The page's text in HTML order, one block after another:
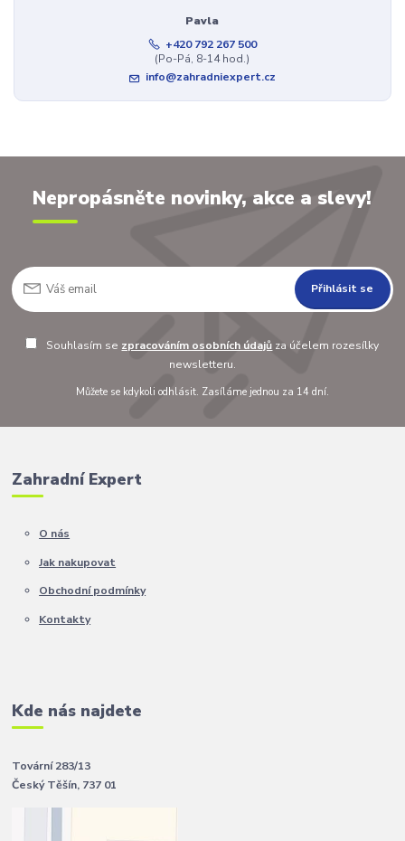
Pavla
+420 792 267 500
(Po-Pá, 8-14 hod.)
info@zahradniexpert.cz
Nepropásněte novinky, akce a slevy!
Přihlásit se
Souhlasím se zpracováním osobních údajů za účelem rozesílky
newsletteru.
Můžete se kdykoli odhlásit. Zasíláme jednou za 14 dní.
Zahradní Expert
O nás
Jak nakupovat
Obchodní podmínky
Kontakty
Kde nás najdete
Tovární 283/13
Český Těšín, 737 01